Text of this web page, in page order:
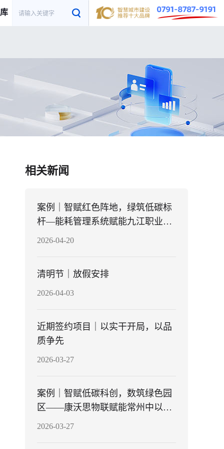
相关新闻
案例｜智赋红色阵地，绿筑低碳标
杆—能耗管理系统赋能九江职业大
学理想信念基地
2026-04-20
清明节｜放假安排
2026-04-03
近期签约项目｜以实干开局，以品
质争先
2026-03-27
案例｜智赋低碳科创，数筑绿色园
区——康沃思物联赋能常州中以数
字谷能耗管理升级
2026-03-27